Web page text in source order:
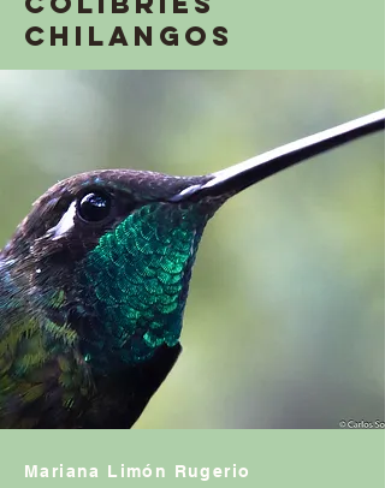
chilangos
Mariana Limón Rugerio